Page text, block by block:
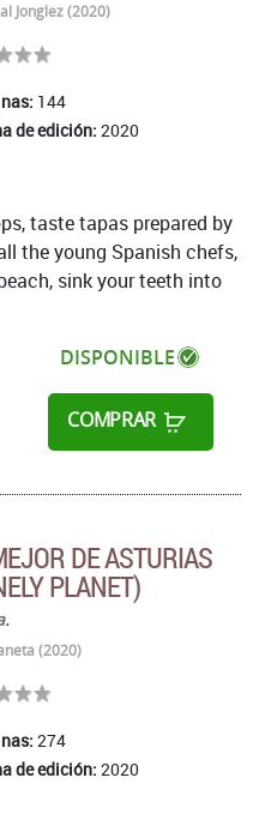
Jonglez (2020)
144
de edición: 2020
DISPONIBLE
COMPRAR
taste tapas prepared by
the young Spanish chefs,
sink your teeth into
DE ASTURIAS
PLANET)
(2020)
274
de edición: 2020